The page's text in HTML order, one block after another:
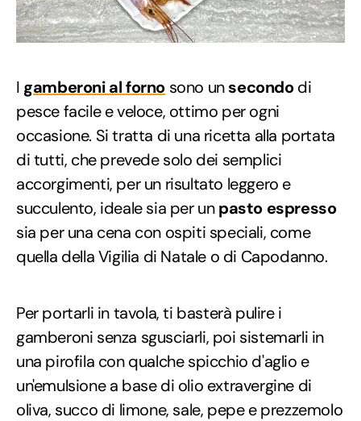
I gamberoni al forno sono unsecondodi
pesce facile e veloce, ottimo per ogni
occasione. Si tratta di una ricetta alla portata
di tutti, che prevede solo dei semplici
accorgimenti, per un risultato leggero e
succulento, ideale sia per unpasto espresso
sia per una cena con ospiti speciali, come
quella della Vigilia di Natale o di Capodanno.
Per portarli in tavola, ti basterà pulire i
gamberoni senza sgusciarli, poi sistemarli in
una pirofila con qualche spicchio d'aglio e
un'emulsione a base di olio extravergine di
oliva, succo di limone, sale, pepe e prezzemolo